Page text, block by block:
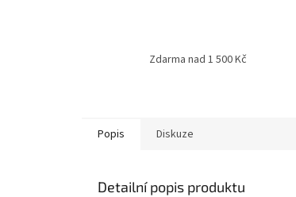
Zdarma nad 1 500 Kč
Popis Diskuze
Detailní popis produktu